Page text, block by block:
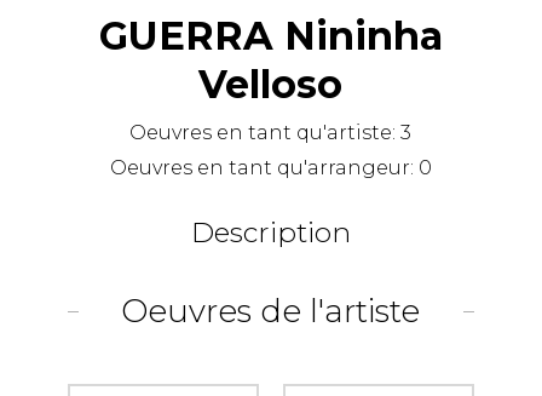
GUERRA Nininha
Velloso
Oeuvres en tant qu'artiste:3
Oeuvres en tant qu'arrangeur: 0
Description
Oeuvres de l'artiste